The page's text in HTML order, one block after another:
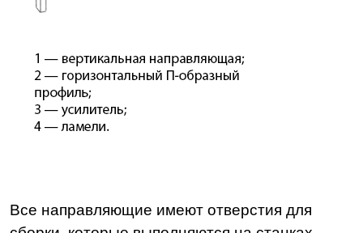
Все направляющие имеют отверстия для